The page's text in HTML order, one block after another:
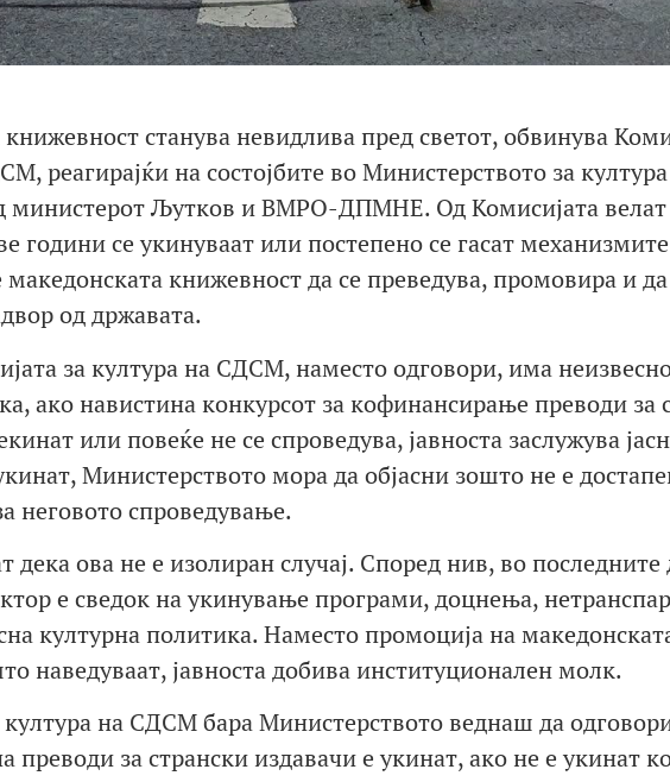
станува невидлива пред светот, обвинува
реагирајќи на состојбите во Министерството за
министерот Љутков и ВМРО-ДПМНЕ. Од Комисијата велат
години се укинуваат или постепено се гасат
книжевност да се преведува, промовира и
од државата.
за култура на СДСМ, наместо одговори, има
ако навистина конкурсот за кофинансирање преводи за
или повеќе не се спроведува, јавноста заслужува
Министерството мора да објасни зошто не е
неговото спроведување.
ова не е изолиран случај. Според нив, во последните
е сведок на укинување програми, доцнења,
културна политика. Наместо промоција на
наведуваат, јавноста добива институционален молк.
култура на СДСМ бара Министерството веднаш да
преводи за странски издавачи е укинат, ако не е укинат